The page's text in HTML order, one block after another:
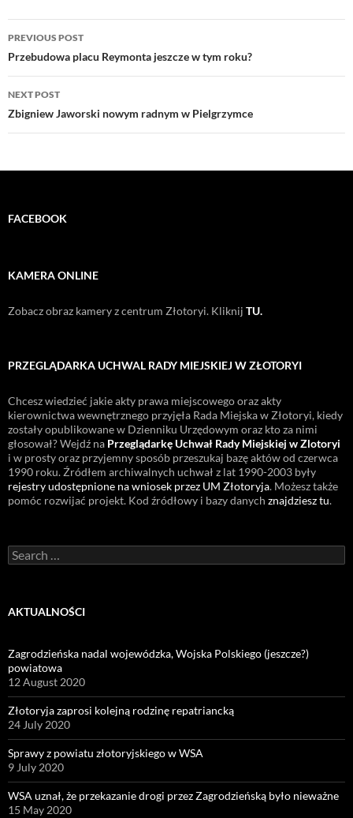
Post
navigation
PREVIOUS POST
Przebudowa placu Reymonta jeszcze w tym roku?
NEXT POST
Zbigniew Jaworski nowym radnym w Pielgrzymce
FACEBOOK
KAMERA ONLINE
Zobacz obraz kamery z centrum Złotoryi. Kliknij TU.
PRZEGLĄDARKA UCHWAL RADY MIEJSKIEJ W ZŁOTORYI
Chcesz wiedzieć jakie akty prawa miejscowego oraz akty
kierownictwa wewnętrznego przyjęła Rada Miejska w Złotoryi, kiedy
zostały opublikowane w Dzienniku Urzędowym oraz kto za nimi
głosował? Wejdź na Przeglądarkę Uchwał Rady Miejskiej w Zlotoryi
i w prosty oraz przyjemny sposób przeszukaj bazę aktów od czerwca
1990 roku. Źródłem archiwalnych uchwał z lat 1990-2003 były
rejestry udostępnione na wniosek przez UM Złotoryja. Możesz także
pomóc rozwijać projekt. Kod źródłowy i bazy danych znajdziesz tu.
Search
for:
AKTUALNOŚCI
Zagrodzieńska nadal wojewódzka, Wojska Polskiego (jeszcze?)
powiatowa
12 August 2020
Złotoryja zaprosi kolejną rodzinę repatriancką
24 July 2020
Sprawy z powiatu złotoryjskiego w WSA
9 July 2020
WSA uznał, że przekazanie drogi przez Zagrodzieńską było nieważne
15 May 2020